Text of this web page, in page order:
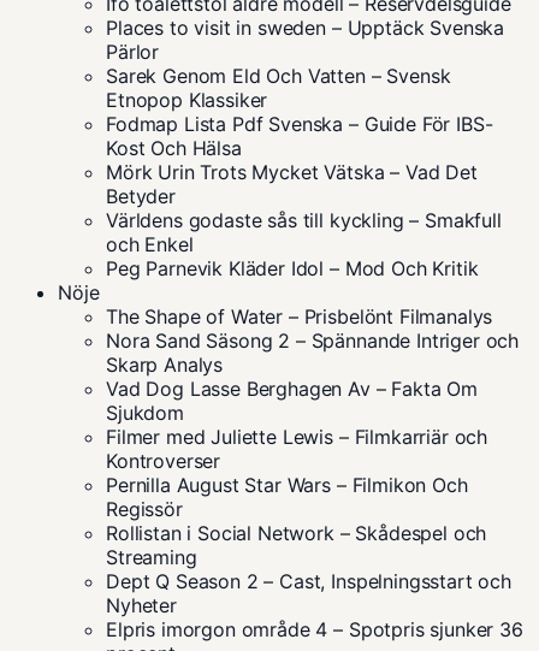
Places to visit in sweden – Upptäck Svenska
Pärlor
Sarek Genom Eld Och Vatten – Svensk
Etnopop Klassiker
Fodmap Lista Pdf Svenska – Guide För IBS-
Kost Och Hälsa
Mörk Urin Trots Mycket Vätska – Vad Det
Betyder
Världens godaste sås till kyckling – Smakfull
och Enkel
Peg Parnevik Kläder Idol – Mod Och Kritik
Nöje
The Shape of Water – Prisbelönt Filmanalys
Nora Sand Säsong 2 – Spännande Intriger och
Skarp Analys
Vad Dog Lasse Berghagen Av – Fakta Om
Sjukdom
Filmer med Juliette Lewis – Filmkarriär och
Kontroverser
Pernilla August Star Wars – Filmikon Och
Regissör
Rollistan i Social Network – Skådespel och
Streaming
Dept Q Season 2 – Cast, Inspelningsstart och
Nyheter
Elpris imorgon område 4 – Spotpris sjunker 36